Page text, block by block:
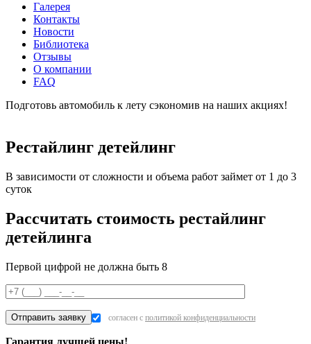
Галерея
Контакты
Новости
Библиотека
Отзывы
О компании
FAQ
Подготовь автомобиль к лету сэкономив на наших акциях!
Рестайлинг детейлинг
В зависимости от сложности и объема работ займет от 1 до 3
суток
Рассчитать стоимость рестайлинг
детейлинга
Первой цифрой не должна быть 8
согласен с политикой конфиденциальности
Гарантия лучшей цены!